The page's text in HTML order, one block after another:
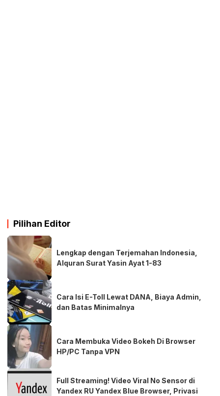
Pilihan Editor
Lengkap dengan Terjemahan Indonesia,
Alquran Surat Yasin Ayat 1-83
Cara Isi E-Toll Lewat DANA, Biaya Admin,
dan Batas Minimalnya
Cara Membuka Video Bokeh Di Browser
HP/PC Tanpa VPN
Full Streaming! Video Viral No Sensor di
Yandex RU Yandex Blue Browser, Privasi